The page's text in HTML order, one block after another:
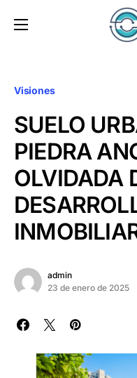
Visiones
SUELO
PIEDRA
OLVIDADA
admin
23 de enero de 2025